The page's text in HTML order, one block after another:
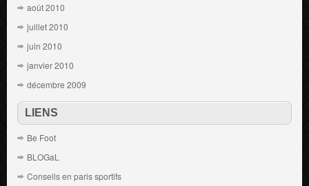
août 2010
juillet 2010
juin 2010
janvier 2010
décembre 2009
LIENS
Be Foot
BLOGaL
Conseils en paris sportifs